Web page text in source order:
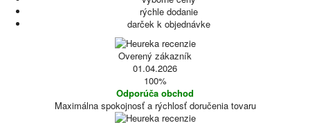
rýchle dodanie
darček k objednávke
Overený zákazník
01.04.2026
100%
Odporúča obchod
Maximálna spokojnosť a rýchlosť doručenia tovaru